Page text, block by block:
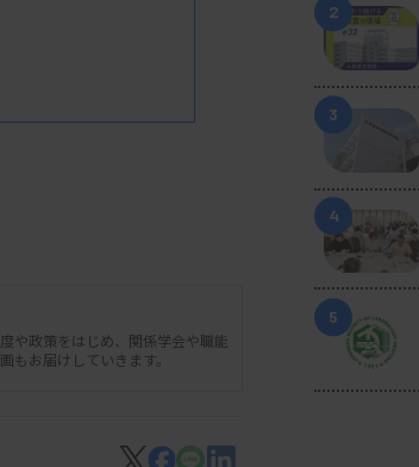
や政策をはじめ、関係学会や職能
お届けしていきます。
2
3
4
5